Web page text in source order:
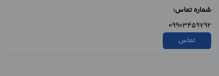
شماره تماس:
09903459792
تماس